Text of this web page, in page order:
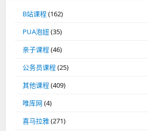
B站课程(162)
PUA泡妞 (35)
亲子课程(46)
公务员课程(25)
其他课程(409)
唯库网 (4)
喜马拉雅(271)